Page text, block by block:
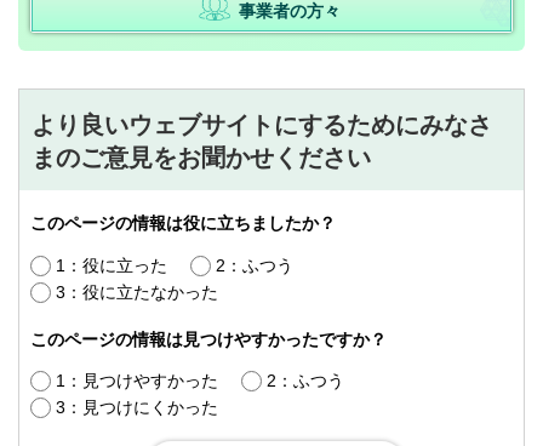
事業者の方々
より良いウェブサイトにするためにみなさ
まのご意見をお聞かせください
このページの情報は役に立ちましたか？
1：役に立った
2：ふつう
3：役に立たなかった
このページの情報は見つけやすかったですか？
1：見つけやすかった
2：ふつう
3：見つけにくかった